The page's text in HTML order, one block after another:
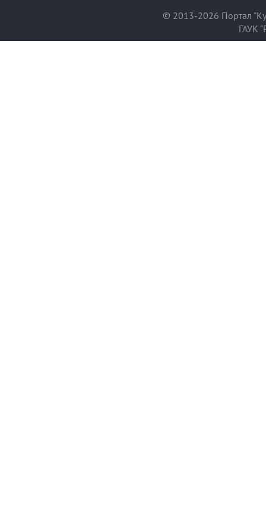
© 2013-2026 Портал
ГАУК